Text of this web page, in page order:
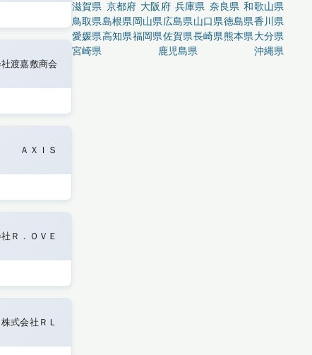
渡嘉敷商会
ＡＸＩＳ
Ｒ．ＯＶＥ
株式会社ＲＬ
滋賀県 京都府 大阪府 兵庫県 奈良県 和歌山県
鳥取県島根県岡山県広島県山口県徳島県香川県
愛媛県高知県福岡県佐賀県長崎県熊本県大分県
宮崎県
鹿児島県 沖縄県